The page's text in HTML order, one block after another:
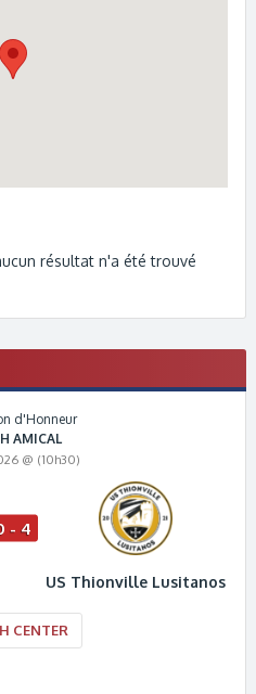
résultat n'a été trouvé
d'Honneur
AMICAL
@ (10h30)
- 4
US Thionville Lusitanos
CENTER